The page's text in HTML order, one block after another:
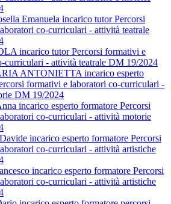
Emanuela incarico tutor Percorsi
co-curriculari - attività teatrale
incarico tutor Percorsi formativi e
curriculari - attività teatrale DM 19/2024
ANTONIETTA incarico esperto
formativi e laboratori co-curriculari -
DM 19/2024
incarico esperto formatore Percorsi
co-curriculari - attività motorie
incarico esperto formatore Percorsi
co-curriculari - attività artistiche
incarico esperto formatore Percorsi
co-curriculari - attività artistiche